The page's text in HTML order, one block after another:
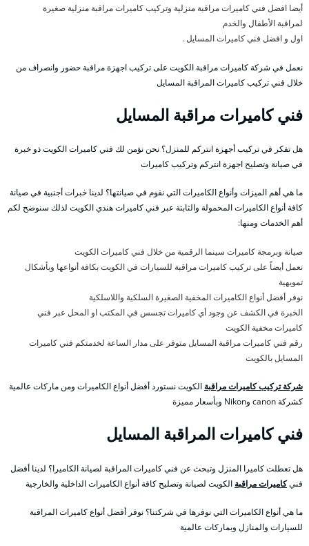
أيضا افضل فني كاميرات مراقبة منزلية وتركيب كاميرات مراقبة منزلية صغيرة
لمراقبة الأطفال والخدم
اول و افضل فني كاميرات المسايل .
نعمل في شركة كاميرات مراقبة الكويت على تركيب اجهزة مراقبة حضور وانصراف من
خلال فني تركيب كاميرات المراقبة المسايل
فني كاميرات مراقبة المسايل
هل تفكر في تركيب أجهزة انتركم للمنزل؟ نحن نؤمن لك فني كاميرات الكويت ذو خبرة
في صيانة وتصليح اجهزة انتركم وتركيب كاميرات
ما هي أهم الميزات وأنواع الكاميرات التي نقوم في صيانتها؟ لدينا خبرات أجنبية في صيانة
كافة أنواع الكاميرات المحمولة والثابتة عبر فني كاميرات هندي الكويت لذلك سنوضح لكم
أهم الخدمات ومنها:
صيانة وبرمجة كاميرات سينما الرقمية من خلال فني كاميرات الكويت
نعمل أيضاً على تركيب كاميرات مراقبة للسيارات في الكويت بكافة أنواعها وبأشكال
تمويهية
نوفر أفضل أنواع الكاميرات المخفية الصغيرة السلكية واللاسلكية
الخبرة في الكشف عن وجود أي كاميرات تجسس في المكتب او المحل عبر فني
كاميرات مخفية الكويت
رقم فني كاميرات مراقبة المسايل متوفر على مدار الساعة لخدمتكم فني كاميرات
المسايل بالكويت
شركة تركيب كاميرات مراقبة الكويت نستورد أفضل أنواع الكاميرات ومن ماركات عالمية
كشركة canon وNikon وبأسعار مميزة
فني كاميرات المراقبة المسايل
هل تعطلت كاميرا المنزل وتبحث عن فني كاميرات المراقبة لصيانة الكاميرا؟ لدينا أفضل
فنيكاميرات مراقبة الكويت لصيانة وتصليح كافة أنواع الكاميرات الداخلية والخارجية
ما هي أنواع الكاميرات التي نوفرها في شركتنا؟ نوفر أفضل أنواع كاميرات المراقبة
للسيارات والمنازل وبماركات عالمية